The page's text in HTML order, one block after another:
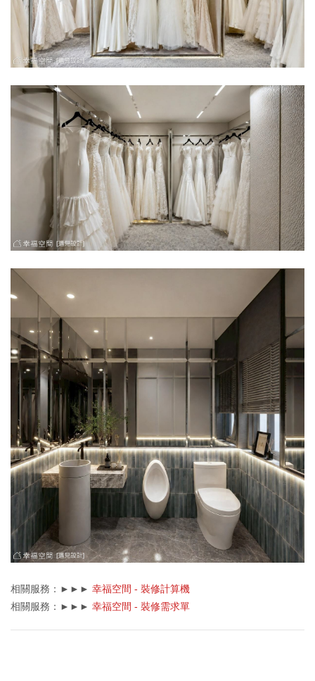
相關服務：►►► 幸福空間 - 裝修計算機
相關服務：►►► 幸福空間 - 裝修需求單